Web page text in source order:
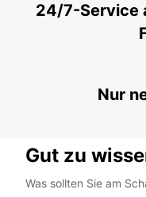
ORLEANS OLIVET
24/7-Service
Nur
Gut zu
Was sollten Sie am